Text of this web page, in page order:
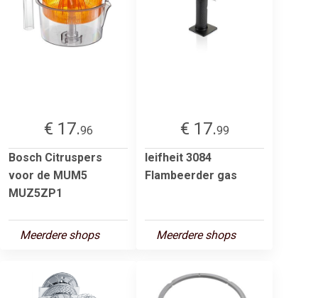
€ 17.96
Bosch Citruspers
voor de MUM5
MUZ5ZP1
Meerdere shops
€ 17.99
leifheit 3084
Flambeerder gas
Meerdere shops